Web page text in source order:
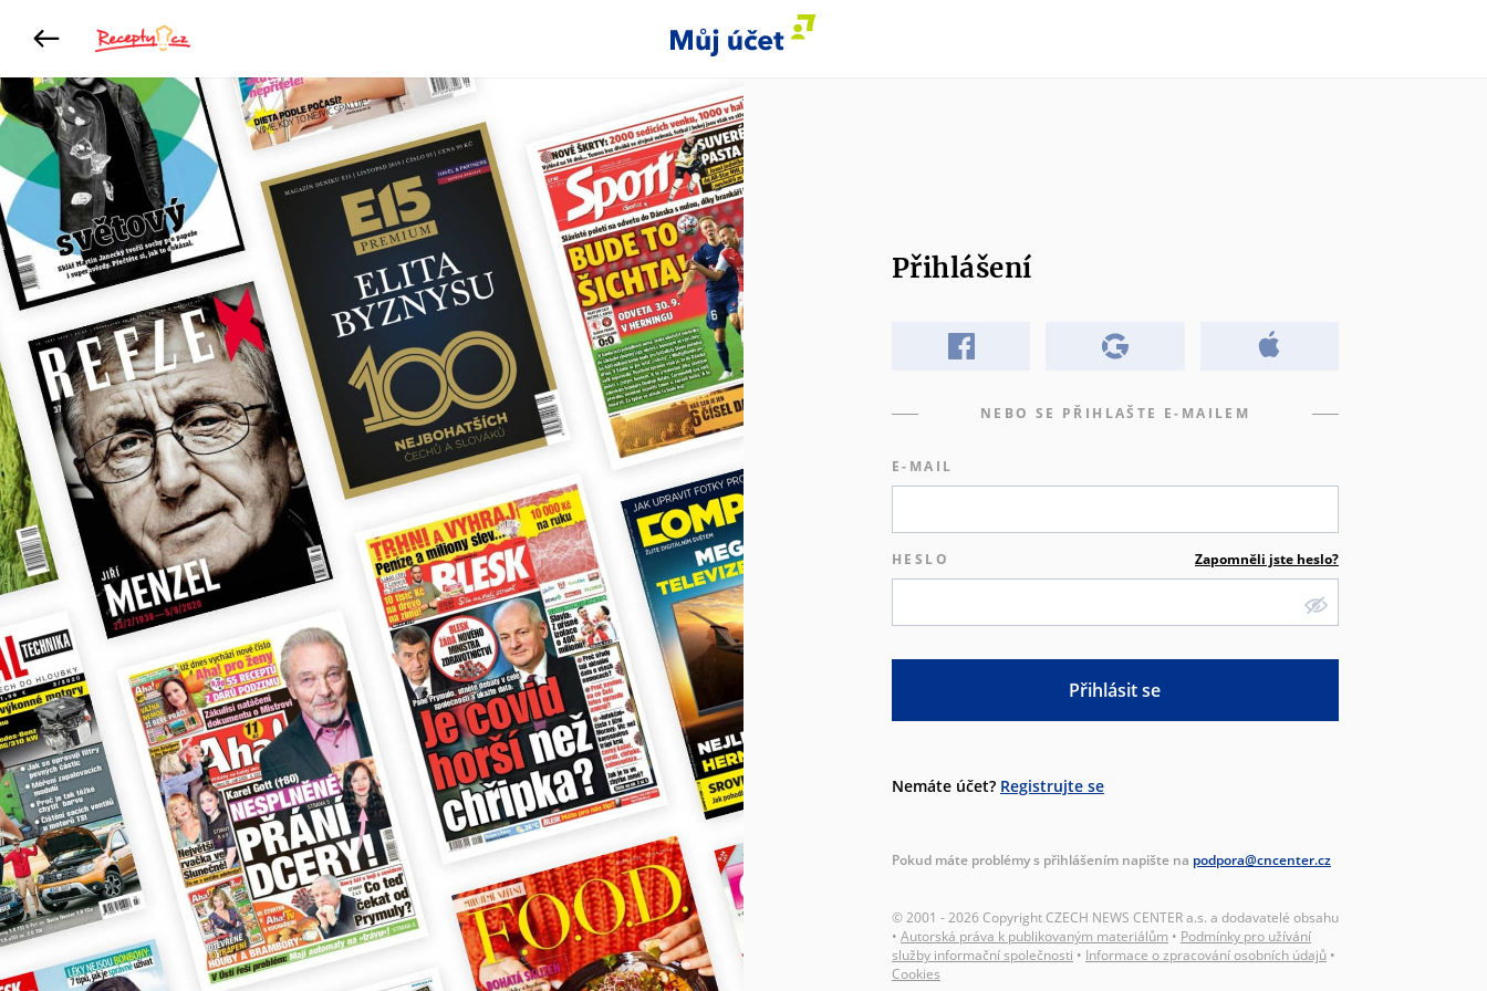
Přihlášení
NEBO SE PŘIHLAŠTE E-MAILEM
E-MAIL
HESLO Zapomněli jste heslo?
Přihlásit se
Nemáte účet? Registrujte se
Pokud máte problémy s přihlášením napište na podpora@cncenter.cz
© 2001 - 2026 Copyright CZECH NEWS CENTER a.s. a dodavatelé obsahu
• Autorská práva k publikovaným materiálům • Podmínky pro užívání
služby informační společnosti • Informace o zpracování osobních údajů •
Cookies